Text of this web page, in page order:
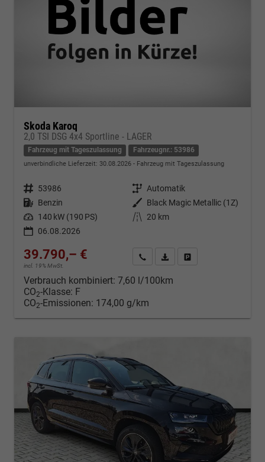
Skoda Karoq
2,0 TSI DSG 4x4 Sportline - LAGER
Fahrzeug mit Tageszulassung Fahrzeugnr.: 53986
unverbindliche Lieferzeit: 30.08.2026 Fahrzeug mit Tageszulassung
Fahrzeugnr. 53986 Getriebe Automatik
Kraftstoff Benzin Außenfarbe
Black Magic Metallic (1Z)
Leistung 140 kW (190 PS) Kilometerstand
20 km
06.08.2026
39.790,– €
incl. 19% MwSt.
Kontakt & Angebot anfordern
PDF-Datei, Fahrzeugexposé
Verbrauch kombiniert: 7,60 l/100km
CO2-Klasse: F
CO2-Emissionen: 174,00 g/km